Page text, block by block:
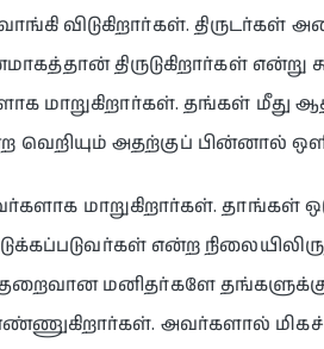
விடுகிறார்கள்.
திருடுகிறார்கள் என்று
மாறுகிறார்கள். தங்கள் மீது
அதற்குப் பின்னால்
மாறுகிறார்கள். தாங்கள்
என்ற
குறைவான மனிதர்களே
அவர்களால் மிகச்